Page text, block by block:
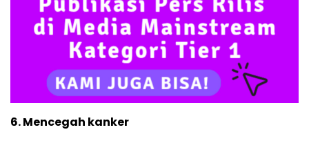
6. Mencegah kanker